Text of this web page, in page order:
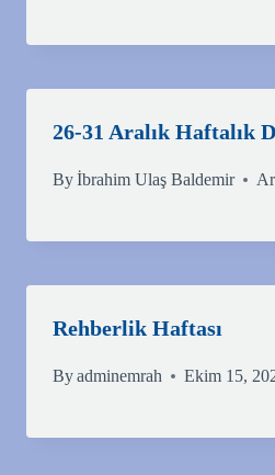
26-31 Aralık Haftalık
Byİbrahim Ulaş Baldemir
Rehberlik Haftası
Byadminemrah Ekim 15,